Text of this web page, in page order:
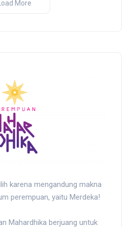
Load More
karena mengandung makna
perempuan, yaitu Merdeka!
Mahardhika berjuang untuk